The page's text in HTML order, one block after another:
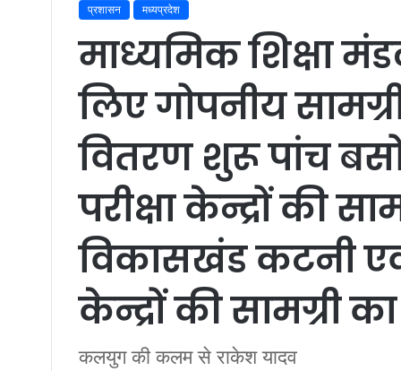
प्रशासन मध्यप्रदेश
माध्यमिक शिक्षा
लिए गोपनीय
वितरण शुरू पांच
परीक्षा केन्द्रों की
विकासखंड कटनी एवं
केन्द्रों की सामग्री
कलयुग की कलम से राकेश यादव